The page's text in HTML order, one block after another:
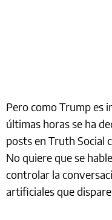
Pero como Trump es
últimas horas se ha
posts en Truth Social
No quiere que se
controlar la
artificiales que